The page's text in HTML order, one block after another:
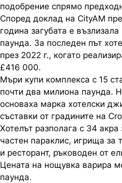
подобрение спрямо
Според доклад на CityAM
година загубата е
паунда. За последен път
през 2022 г., когато
£416 000.
Мъри купи комплекса с 15
почти два милиона паунда.
основаха марка хотелски
съставки от градините на
Хотелът разполага с 34 акра
частен параклис, игрища за
и ресторант, ръководен от
Цената на нощувка варира
паунда.